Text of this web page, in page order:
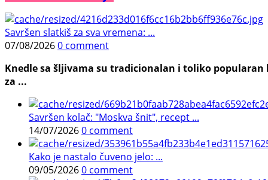
Savršen slatkiš za sva vremena: ...
07/08/20260 comment
Knedle sa šljivama su tradicionalan i toliko popularan
za ...
Savršen kolač: "Moskva šnit", recept ...
14/07/20260 comment
Kako je nastalo čuveno jelo: ...
09/05/20260 comment